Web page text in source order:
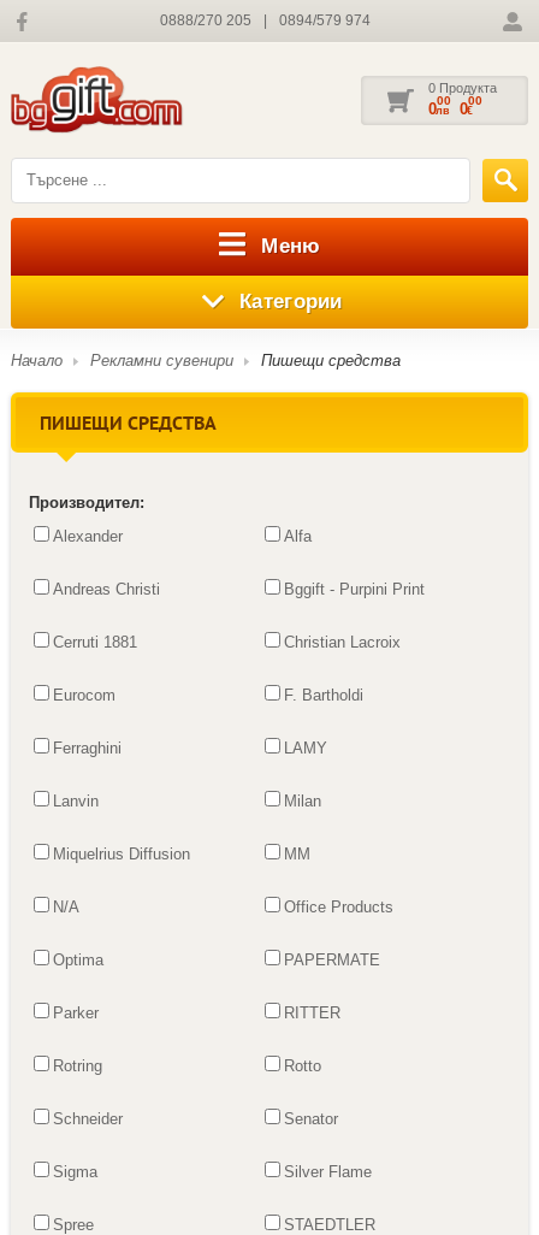
0888/270 205 0894/579 974
0 Продукта
000
лв 000
€
Меню
Категории
Начало Рекламни сувенири Пишещи средства
ПИШЕЩИ СРЕДСТВА
Производител:
Alexander
Alfa
Andreas Christi Bggift - Purpini Print
Cerruti 1881 Christian Lacroix
Eurocom F. Bartholdi
Ferraghini LAMY
Lanvin Milan
Miquelrius Diffusion MM
N/A Office Products
Optima PAPERMATE
Parker RITTER
Rotring Rotto
Schneider Senator
Sigma Silver Flame
Spree STAEDTLER